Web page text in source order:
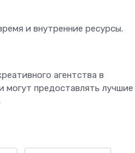
и внутренние ресурсы.
агентства в
могут предоставлять лучшие